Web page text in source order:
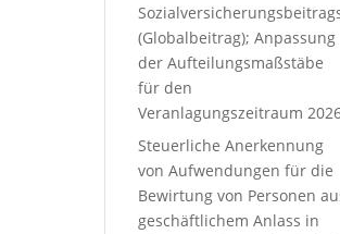
(Globalbeitrag); Anpassung
der Aufteilungsmaßstäbe
für den
Veranlagungszeitraum
Steuerliche Anerkennung
von Aufwendungen für die
Bewirtung von Personen
geschäftlichem Anlass in